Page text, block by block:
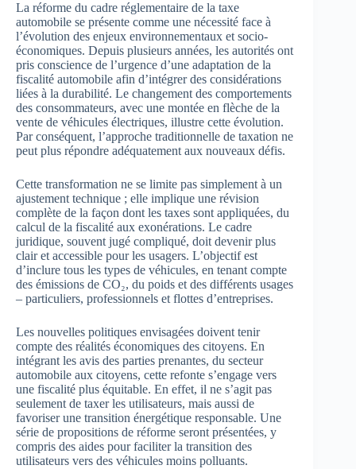
La réforme du cadre réglementaire de la taxe
automobile se présente comme une nécessité face à
l’évolution des enjeux environnementaux et socio-
économiques. Depuis plusieurs années, les autorités ont
pris conscience de l’urgence d’une adaptation de la
fiscalité automobile afin d’intégrer des considérations
liées à la durabilité. Le changement des comportements
des consommateurs, avec une montée en flèche de la
vente de véhicules électriques, illustre cette évolution.
Par conséquent, l’approche traditionnelle de taxation ne
peut plus répondre adéquatement aux nouveaux défis.
Cette transformation ne se limite pas simplement à un
ajustement technique ; elle implique une révision
complète de la façon dont les taxes sont appliquées, du
calcul de la fiscalité aux exonérations. Le cadre
juridique, souvent jugé compliqué, doit devenir plus
clair et accessible pour les usagers. L’objectif est
d’inclure tous les types de véhicules, en tenant compte
des émissions de CO₂, du poids et des différents usages
– particuliers, professionnels et flottes d’entreprises.
Les nouvelles politiques envisagées doivent tenir
compte des réalités économiques des citoyens. En
intégrant les avis des parties prenantes, du secteur
automobile aux citoyens, cette refonte s’engage vers
une fiscalité plus équitable. En effet, il ne s’agit pas
seulement de taxer les utilisateurs, mais aussi de
favoriser une transition énergétique responsable. Une
série de propositions de réforme seront présentées, y
compris des aides pour faciliter la transition des
utilisateurs vers des véhicules moins polluants.